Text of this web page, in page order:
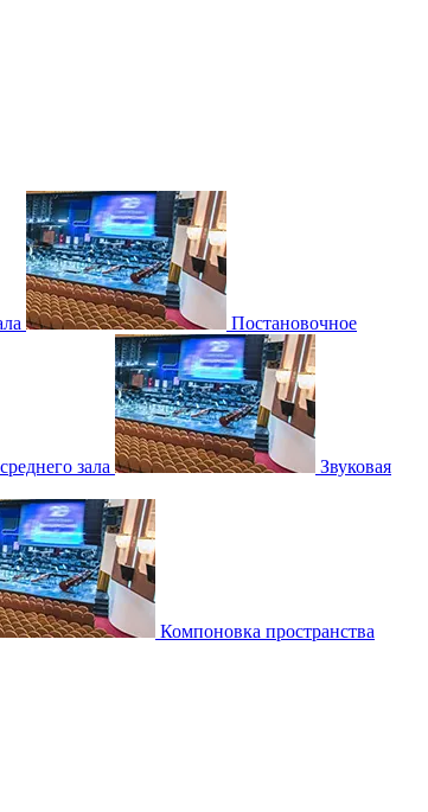
Постановочное
зала
Звуковая
Компоновка пространства